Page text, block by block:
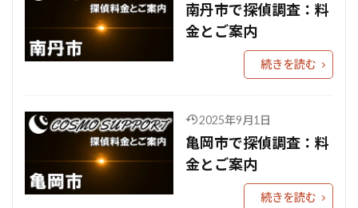
南丹市で探偵調査：料
金とご案内
続きを読む
2025年9月1日
亀岡市で探偵調査：料
金とご案内
続きを読む